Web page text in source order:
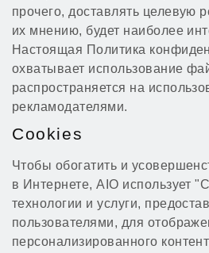
прочего, доставлять целевую
их мнению, будет наиболее
Настоящая Политика
охватывает использование
распространяется на
рекламодателями.
Cookies
Чтобы обогатить и
в Интернете, AIO использует
технологии и услуги,
пользователями, для
персонализированного